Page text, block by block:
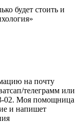
будет стоить и
на почту
телеграмм или
02. Моя помощница
и напишет